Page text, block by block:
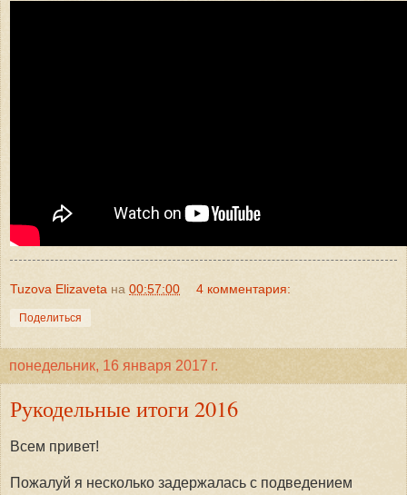
Tuzova Elizaveta на 00:57:00 4 комментария:
Поделиться
понедельник, 16 января 2017 г.
Рукодельные итоги 2016
Всем привет!
Пожалуй я несколько задержалась с подведением